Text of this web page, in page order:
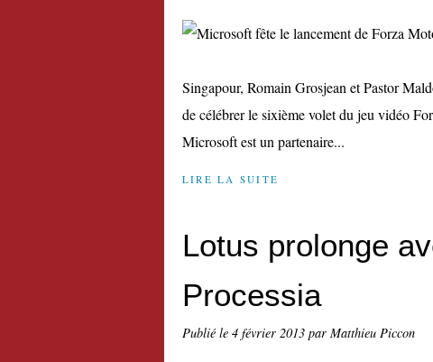
Singapour, Romain Grosjean et Pastor
de célébrer le sixième volet du jeu vidéo
Microsoft est un partenaire...
LIRE LA SUITE
Lotus prolonge
Processia
Publié le 4 février 2013 par Matthieu Piccon